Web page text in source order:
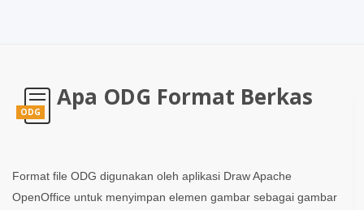
ODG
Apa ODG Format Berkas
Format file ODG digunakan oleh aplikasi Draw Apache
OpenOffice untuk menyimpan elemen gambar sebagai gambar